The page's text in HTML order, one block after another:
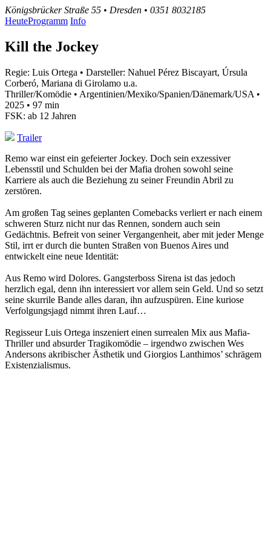
Königsbrücker Straße 55 • Dresden • 0351 8032185
HeuteProgramm Info
Kill the Jockey
Regie: Luis Ortega • Darsteller: Nahuel Pérez Biscayart, Úrsula
Corberó, Mariana di Girolamo u.a.
Thriller/Komödie • Argentinien/Mexiko/Spanien/Dänemark/USA •
2025 • 97 min
FSK: ab 12 Jahren
Trailer
Remo war einst ein gefeierter Jockey. Doch sein exzessiver
Lebensstil und Schulden bei der Mafia drohen sowohl seine
Karriere als auch die Beziehung zu seiner Freundin Abril zu
zerstören.
Am großen Tag seines geplanten Comebacks verliert er nach einem
schweren Sturz nicht nur das Rennen, sondern auch sein
Gedächtnis. Befreit von seiner Vergangenheit, aber mit jeder Menge
Stil, irrt er durch die bunten Straßen von Buenos Aires und
entwickelt eine neue Identität:
Aus Remo wird Dolores. Gangsterboss Sirena ist das jedoch
herzlich egal, denn ihn interessiert vor allem sein Geld. Und so setzt
seine skurrile Bande alles daran, ihn aufzuspüren. Eine kuriose
Verfolgungsjagd nimmt ihren Lauf…
Regisseur Luis Ortega inszeniert einen surrealen Mix aus Mafia-
Thriller und absurder Tragikomödie – irgendwo zwischen Wes
Andersons akribischer Ästhetik und Giorgios Lanthimos’ schrägem
Existenzialismus.